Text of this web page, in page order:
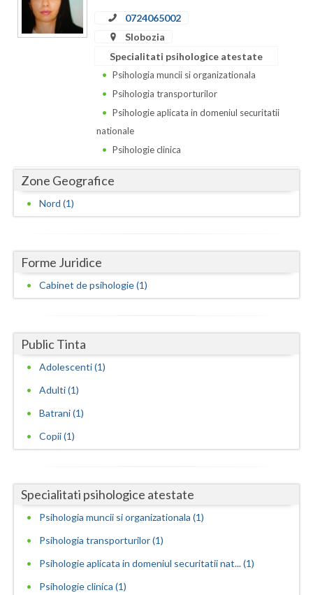
Calarasi
Dolj
Galati
Giurgiu
Gorj
Hunedoara
Iasi
Ilfov
Maramures
Mures
Prahova
0724065002
Slobozia
Specialitati psihologice atestate
Psihologia muncii si organizationala
Psihologia transporturilor
Psihologie aplicata in domeniul securitatii
nationale
Psihologie clinica
Zone Geografice
Nord (1)
Forme Juridice
Cabinet de psihologie (1)
Public Tinta
Adolescenti (1)
Adulti (1)
Batrani (1)
Copii (1)
Specialitati psihologice atestate
Psihologia muncii si organizationala (1)
Psihologia transporturilor (1)
Psihologie aplicata in domeniul securitatii nat... (1)
Psihologie clinica (1)